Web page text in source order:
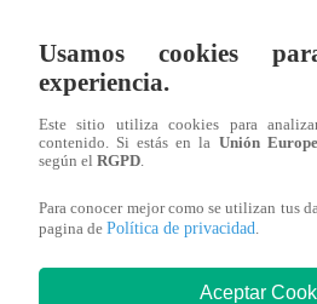
También
interesar
Usamos cookies
experiencia.
Este sitio utiliza cookies para
contenido. Si estás en la Unión
según el RGPD
Para conocer mejor como se utilizan tus
pagina de Política de privacidad
Aceptar